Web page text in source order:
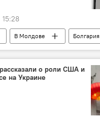
В Молдове Болгария
о роли США и
на Украине